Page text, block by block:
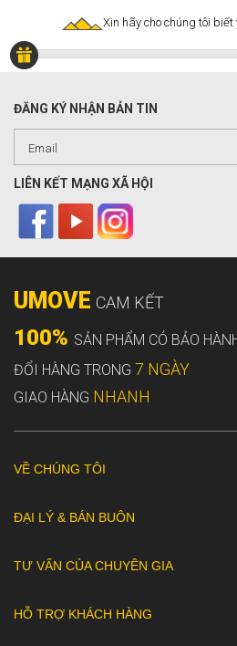
Xin hãy cho chúng tôi biết
ĐĂNG KÝ NHẬN BẢN TIN
LIÊN KẾT MẠNG XÃ HỘI
UMOVE CAM KẾT
100% SẢN PHẨM CÓ BẢO
ĐỔI HÀNG TRONG 7 NGÀY
GIAO HÀNG NHANH
VỀ CHÚNG TÔI
ĐẠI LÝ & BÁN BUÔN
TƯ VẤN CỦA CHUYÊN GIA
HỖ TRỢ KHÁCH HÀNG